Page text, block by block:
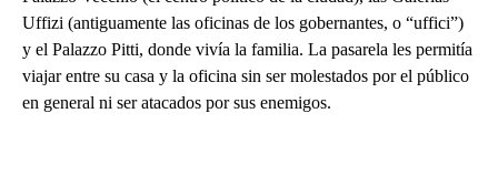
Uffizi (antiguamente las oficinas de los gobernantes, o “uffici”)
y el Palazzo Pitti, donde vivía la familia. La pasarela les permitía
viajar entre su casa y la oficina sin ser molestados por el público
en general ni ser atacados por sus enemigos.